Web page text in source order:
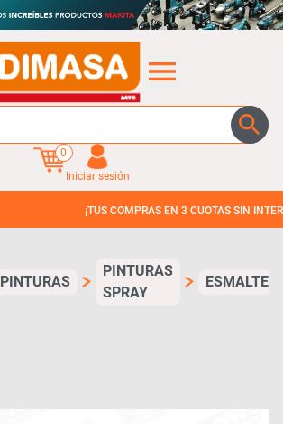
0
Iniciar sesión
¡TUS COMPRAS EN 3 CUOTAS SIN INTERES!
PINTURAS
PINTURAS
SPRAY
ESMALTE